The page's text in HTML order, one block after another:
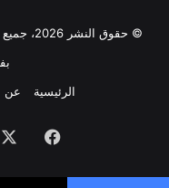
© حقوق النشر 2026، جميع الحقوق محفوظة |
الرئيسية
عن
فيسبوك